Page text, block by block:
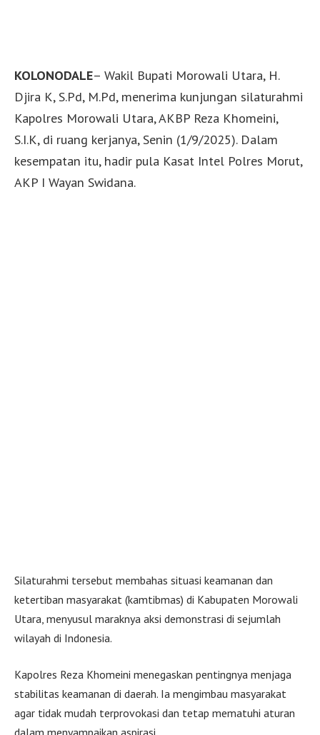
KOLONODALE– Wakil Bupati Morowali Utara, H.
Djira K, S.Pd, M.Pd, menerima kunjungan silaturahmi
Kapolres Morowali Utara, AKBP Reza Khomeini,
S.I.K, di ruang kerjanya, Senin (1/9/2025). Dalam
kesempatan itu, hadir pula Kasat Intel Polres Morut,
AKP I Wayan Swidana.
Silaturahmi tersebut membahas situasi keamanan dan
ketertiban masyarakat (kamtibmas) di Kabupaten Morowali
Utara, menyusul maraknya aksi demonstrasi di sejumlah
wilayah di Indonesia.
Kapolres Reza Khomeini menegaskan pentingnya menjaga
stabilitas keamanan di daerah. Ia mengimbau masyarakat
agar tidak mudah terprovokasi dan tetap mematuhi aturan